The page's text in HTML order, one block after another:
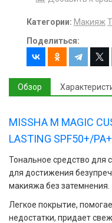
Категории: Макияж
Поделиться:
Обзор
MISSHA M MAGIC
LASTING SPF50+/
Тональное средство для
для достижения
макияжа без затемнения.
Легкое покрытие,
недостатки, придает